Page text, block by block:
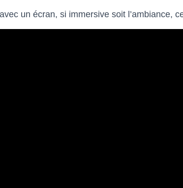
un écran, si immersive soit l’ambiance,